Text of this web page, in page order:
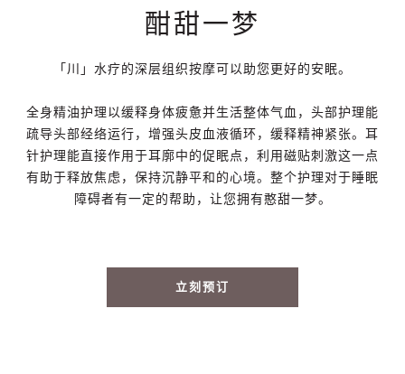
酣甜一梦
「川」水疗的深层组织按摩可以助您更好的安眠。
全身精油护理以缓释身体疲惫并生活整体气血，头部护理能
疏导头部经络运行，增强头皮血液循环，缓释精神紧张。耳
针护理能直接作用于耳廓中的促眠点，利用磁贴刺激这一点
有助于释放焦虑，保持沉静平和的心境。整个护理对于睡眠
障碍者有一定的帮助，让您拥有憨甜一梦。
立刻预订